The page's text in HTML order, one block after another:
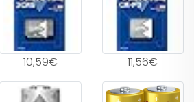
10,59€ 11,56€